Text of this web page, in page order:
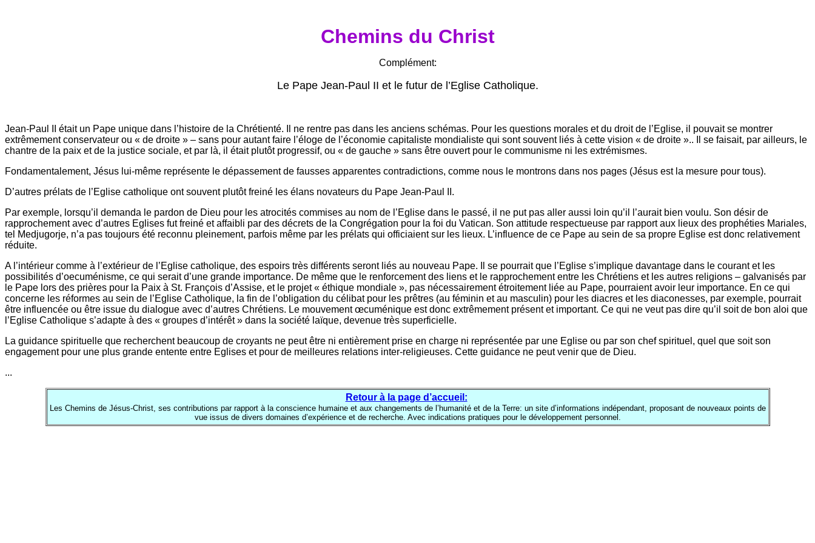
Chemins du Christ
Complément:
Le Pape Jean-Paul II et le futur de l’Eglise Catholique.
Jean-Paul II était un Pape unique dans l’histoire de la Chrétienté. Il ne rentre pas dans les anciens schémas. Pour les questions morales et du droit de l’Eglise, il pouvait se montrer
extrêmement conservateur ou « de droite » – sans pour autant faire l’éloge de l’économie capitaliste mondialiste qui sont souvent liés à cette vision « de droite ».. Il se faisait, par ailleurs, le
chantre de la paix et de la justice sociale, et par là, il était plutôt progressif, ou « de gauche » sans être ouvert pour le communisme ni les extrémismes.
Fondamentalement, Jésus lui-même représente le dépassement de fausses apparentes contradictions, comme nous le montrons dans nos pages (Jésus est la mesure pour tous).
D’autres prélats de l’Eglise catholique ont souvent plutôt freiné les élans novateurs du Pape Jean-Paul II.
Par exemple, lorsqu’il demanda le pardon de Dieu pour les atrocités commises au nom de l’Eglise dans le passé, il ne put pas aller aussi loin qu’il l’aurait bien voulu. Son désir de
rapprochement avec d’autres Eglises fut freiné et affaibli par des décrets de la Congrégation pour la foi du Vatican. Son attitude respectueuse par rapport aux lieux des prophéties Mariales,
tel Medjugorje, n’a pas toujours été reconnu pleinement, parfois même par les prélats qui officiaient sur les lieux. L’influence de ce Pape au sein de sa propre Eglise est donc relativement
réduite.
A l’intérieur comme à l’extérieur de l’Eglise catholique, des espoirs très différents seront liés au nouveau Pape. Il se pourrait que l’Eglise s’implique davantage dans le courant et les
possibilités d’oecuménisme, ce qui serait d’une grande importance. De même que le renforcement des liens et le rapprochement entre les Chrétiens et les autres religions – galvanisés par
le Pape lors des prières pour la Paix à St. François d’Assise, et le projet « éthique mondiale », pas nécessairement étroitement liée au Pape, pourraient avoir leur importance. En ce qui
concerne les réformes au sein de l’Eglise Catholique, la fin de l’obligation du célibat pour les prêtres (au féminin et au masculin) pour les diacres et les diaconesses, par exemple, pourrait
être influencée ou être issue du dialogue avec d’autres Chrétiens. Le mouvement œcuménique est donc extrêmement présent et important. Ce qui ne veut pas dire qu’il soit de bon aloi que
l’Eglise Catholique s’adapte à des « groupes d’intérêt » dans la société laïque, devenue très superficielle.
La guidance spirituelle que recherchent beaucoup de croyants ne peut être ni entièrement prise en charge ni représentée par une Eglise ou par son chef spirituel, quel que soit son
engagement pour une plus grande entente entre Eglises et pour de meilleures relations inter-religieuses. Cette guidance ne peut venir que de Dieu.
...
Retour à la page d’accueil:
Les Chemins de Jésus-Christ, ses contributions par rapport à la conscience humaine et aux changements de l’humanité et de la Terre: un site d’informations indépendant, proposant de nouveaux points de
vue issus de divers domaines d’expérience et de recherche. Avec indications pratiques pour le développement personnel.